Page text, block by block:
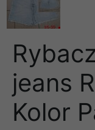
jeans
Kolor